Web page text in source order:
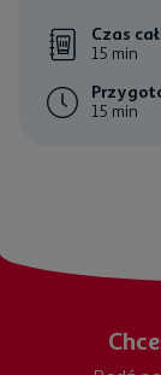
Czas
15 min
15 min